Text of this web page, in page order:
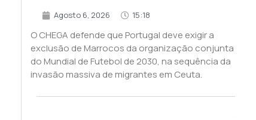
Agosto 6, 2026 15:18
O CHEGA defende que Portugal deve exigir a
exclusão de Marrocos da organização conjunta
do Mundial de Futebol de 2030, na sequência da
invasão massiva de migrantes em Ceuta.